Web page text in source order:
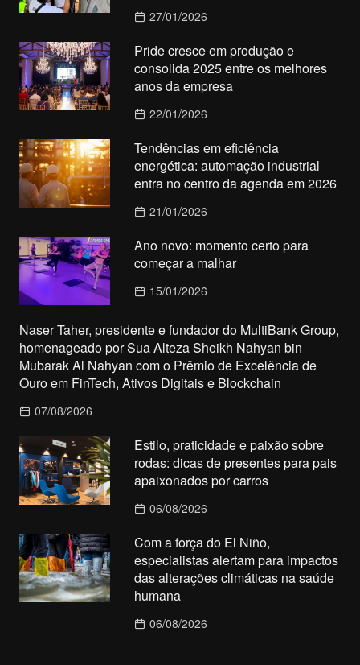
27/01/2026
Pride cresce em produção e
consolida 2025 entre os melhores
anos da empresa
22/01/2026
Tendências em eficiência
energética: automação industrial
entra no centro da agenda em 2026
21/01/2026
Ano novo: momento certo para
começar a malhar
15/01/2026
Naser Taher, presidente e fundador do MultiBank Group,
homenageado por Sua Alteza Sheikh Nahyan bin
Mubarak Al Nahyan com o Prêmio de Excelência de
Ouro em FinTech, Ativos Digitais e Blockchain
07/08/2026
Estilo, praticidade e paixão sobre
rodas: dicas de presentes para pais
apaixonados por carros
06/08/2026
Com a força do El Niño,
especialistas alertam para impactos
das alterações climáticas na saúde
humana
06/08/2026